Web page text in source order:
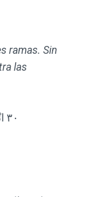
ramas. Sin
las
٣٠ انْطَلِقُوا إِلَىٰ ظِلٍّ ذِي ثَلَاثِ شُعَبٍ